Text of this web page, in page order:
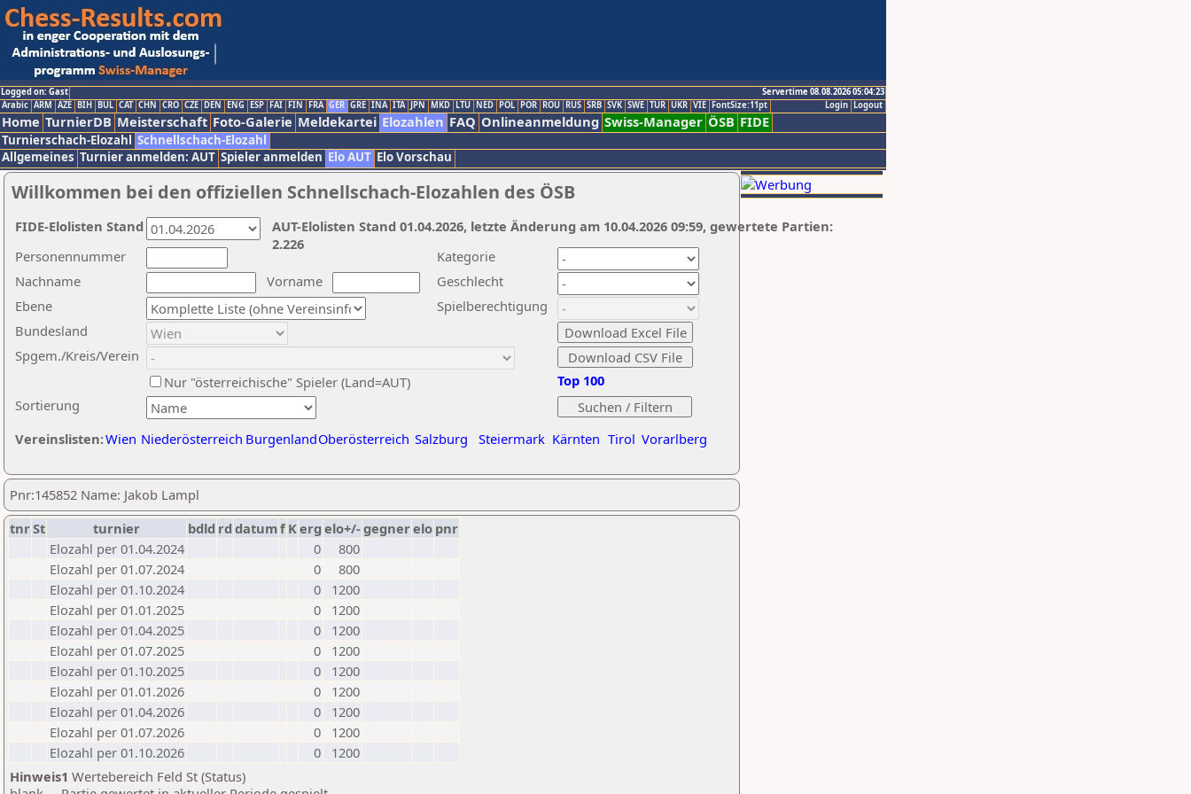
Logged on: Gast
Servertime 08.08.2026 05:04:23
Logout
Login
Arabic ARM AZE BIH BUL CAT CHN CRO CZE DEN ENG ESP FAI FIN FRA GER GRE INA ITA JPN MKD LTU NED POL POR ROU RUS SRB SVK SWE TUR UKR VIE FontSize:11pt
Home TurnierDB Meisterschaft Foto-Galerie Meldekartei Elozahlen FAQ Onlineanmeldung Swiss-Manager ÖSB FIDE
Turnierschach-Elozahl Schnellschach-Elozahl
Allgemeines Turnier anmelden: AUT Spieler anmelden Elo AUT Elo Vorschau
Willkommen bei den offiziellen Schnellschach-Elozahlen des ÖSB
Nachname
Vorname
Ebene
Kategorie
Sortierung
Personennummer
Bundesland
Spgem./Kreis/Verein
Geschlecht
Nur "österreichische" Spieler (Land=AUT)
Spielberechtigung
Vereinslisten:Wien Niederösterreich BurgenlandOberösterreich Salzburg Steiermark Kärnten Tirol Vorarlberg
Top 100
AUT-Elolisten Stand 01.04.2026, letzte Änderung am 10.04.2026 09:59, gewertete Partien:
2.226
FIDE-Elolisten Stand
Pnr:145852 Name: Jakob Lampl
tnrSt turnier bdld rd datumf Kerg elo+/-gegnerelo pnr
Elozahl per 01.04.2024
0
800
Elozahl per 01.07.2024
0
800
Elozahl per 01.10.2024
0
1200
Elozahl per 01.01.2025
0
1200
Elozahl per 01.04.2025
0
1200
Elozahl per 01.07.2025
0
1200
Elozahl per 01.10.2025
0
1200
Elozahl per 01.01.2026
0
1200
Elozahl per 01.04.2026
0
1200
Elozahl per 01.07.2026
0
1200
Elozahl per 01.10.2026
0
1200
Hinweis1 Wertebereich Feld St (Status)